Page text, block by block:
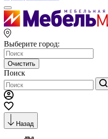
Выберите город:
Очистить
Поиск
Назад